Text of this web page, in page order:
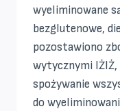
wyeliminowane
bezglutenowe,
pozostawiono
wytycznymi IŻIŻ,
spożywanie
do